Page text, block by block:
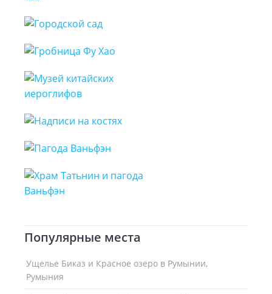
Популярные места
Ущелье Биказ и Красное озеро в Румынии,
Румыния